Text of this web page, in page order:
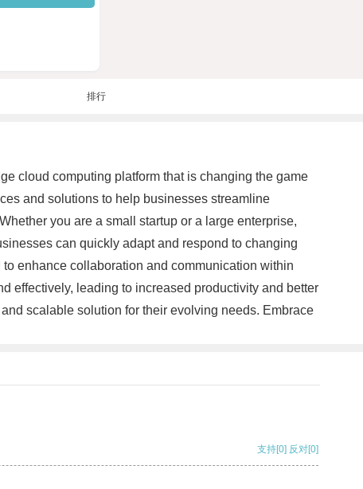
排行
cloud computing platform that is changing the game
and solutions to help businesses streamline
you are a small startup or a large enterprise,
can quickly adapt and respond to changing
enhance collaboration and communication within
effectively, leading to increased productivity and better
scalable solution for their evolving needs. Embrace
支持[0] 反对[0]